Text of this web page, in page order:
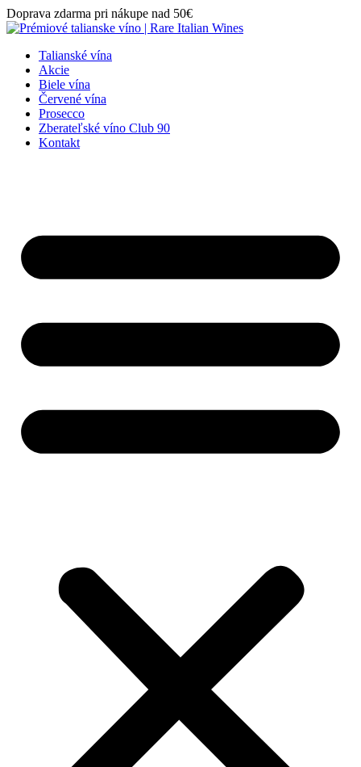
Preskočiť
na
Doprava zdarma pri nákupe nad 50€
Talianské vína
Akcie
Biele vína
Červené vína
Prosecco
Zberateľské víno Club 90
Kontakt